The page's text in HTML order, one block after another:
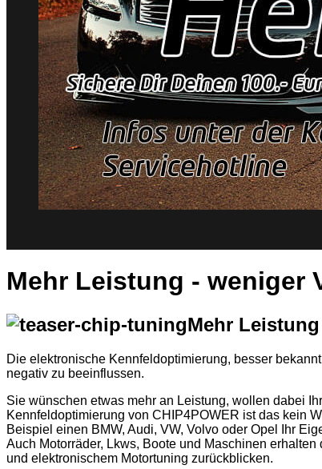
Mehr Leistung - weniger
Mehr
Die elektronische Kennfeldoptimierung, besser
negativ zu beeinflussen.
Sie wünschen etwas mehr an Leistung, wollen dabei
Kennfeldoptimierung von CHIP4POWER ist das kein
Beispiel einen BMW, Audi, VW, Volvo oder Opel Ihr
Auch Motorräder, Lkws, Boote und Maschinen
und elektronischem Motortuning zurückblicken.